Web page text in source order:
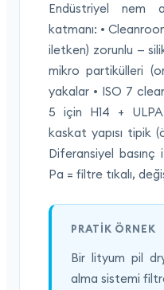
Endüstriyel nem
katmanı: •
iletken) zorunlu —
mikro partikülleri
yakalar • ISO 7
5 için H14 + ULPA
kaskat yapısı tipik
Diferansiyel
Pa = filtre tıkalı,
PRATIK ÖRNEK
Bir lityum pil
alma sistemi